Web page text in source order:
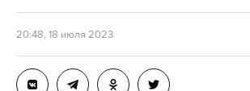
20:48, 18 июля 2023